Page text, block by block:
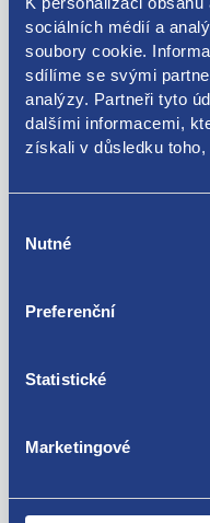
sociálních médií a
soubory cookie.
sdílíme se svými
analýzy. Partneři tyto
dalšími informacemi,
získali v důsledku
souhlasu
Nutné
Preferenční
Statistické
Marketingové
Kódy produktu